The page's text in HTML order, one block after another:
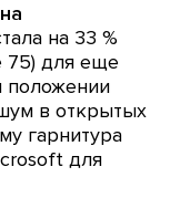
на 33 %
75) для еще
положении
в открытых
гарнитура
для